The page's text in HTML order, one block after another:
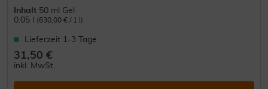
Inhalt 50 ml Gel
0.05 l
(630,00 € / 1 l)
Lieferzeit 1-3 Tage
31,50 €
inkl. MwSt.